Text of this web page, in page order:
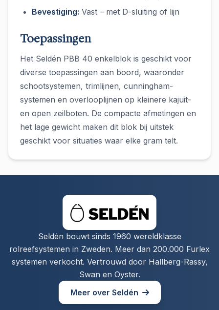
Bevestiging: Vast – met D-sluiting of lijn
Toepassingen
Het Seldén PBB 40 enkelblok is geschikt voor
diverse toepassingen aan boord, waaronder
schootsystemen, trimlijnen, cunningham-
systemen en overlooplijnen op kleinere kajuit-
en open zeilboten. De compacte afmetingen en
het lage gewicht maken dit blok bij uitstek
geschikt voor situaties waar elke gram telt.
Seldén bouwt sinds 1960 wereldklasse
rolreefsystemen in Zweden. Meer dan 200.000 Furlex
systemen verkocht. Vertrouwd door Hallberg-Rassy,
Swan en Oyster.
Meer over Seldén